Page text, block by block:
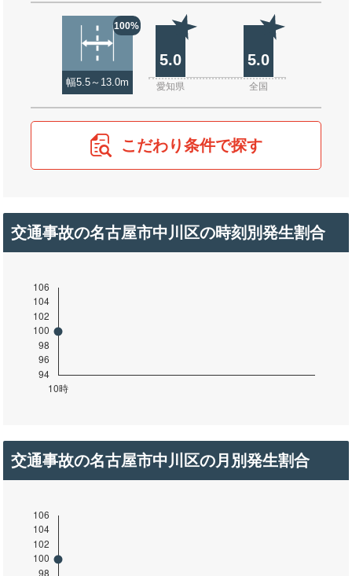
100%
幅5.5～13.0m
5.0 5.0
愛知県 全国
こだわり条件で探す
交通事故の名古屋市中川区の時刻別発生割合
交通事故の名古屋市中川区の月別発生割合